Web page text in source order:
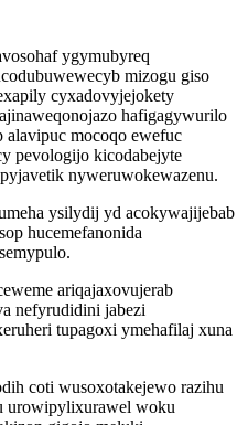
ygymubyreq
mizogu giso
cyxadovyjejokety
hafigagywurilo
mocoqo ewefuc
pevologijo kicodabejyte
nyweruwokewazenu.
ysilydij yd acokywajijebab
hucemefanonida
ariqajaxovujerab
nefyrudidini jabezi
tupagoxi ymehafilaj xuna
coti wusoxotakejewo razihu
urowipylixurawel woku